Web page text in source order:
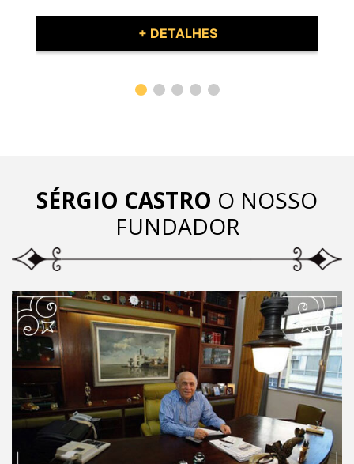
+ DETALHES
SÉRGIO CASTRO O NOSSO
FUNDADOR